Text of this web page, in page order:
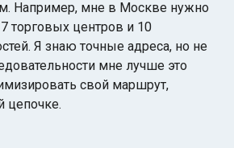
Например, мне в Москве нужно
торговых центров и 10
Я знаю точные адреса, но не
мне лучше это
свой маршрут,
цепочке.